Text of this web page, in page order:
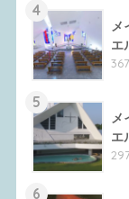
4
メ
エ
5
メ
エ
6